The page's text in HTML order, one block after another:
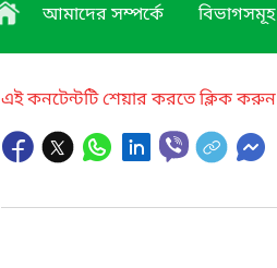
আমাদের সম্পর্কে
বিভাগসমূহ
এই কনটেন্টটি শেয়ার করতে ক্লিক করুন